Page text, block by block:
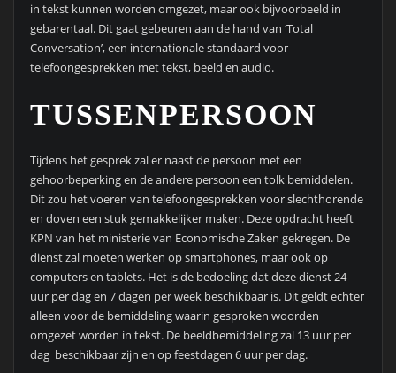
in tekst kunnen worden omgezet, maar ook bijvoorbeeld in
gebarentaal. Dit gaat gebeuren aan de hand van ‘Total
Conversation’, een internationale standaard voor
telefoongesprekken met tekst, beeld en audio.
TUSSENPERSOON
Tijdens het gesprek zal er naast de persoon met een
gehoorbeperking en de andere persoon een tolk bemiddelen.
Dit zou het voeren van telefoongesprekken voor slechthorende
en doven een stuk gemakkelijker maken. Deze opdracht heeft
KPN van het ministerie van Economische Zaken gekregen. De
dienst zal moeten werken op smartphones, maar ook op
computers en tablets. Het is de bedoeling dat deze dienst 24
uur per dag en 7 dagen per week beschikbaar is. Dit geldt echter
alleen voor de bemiddeling waarin gesproken woorden
omgezet worden in tekst. De beeldbemiddeling zal 13 uur per
dag beschikbaar zijn en op feestdagen 6 uur per dag.